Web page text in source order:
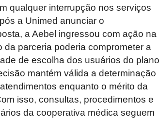
qualquer interrupção nos serviços
a Unimed anunciar o
a Aebel ingressou com ação na
parceria poderia comprometer a
de escolha dos usuários do plano
mantém válida a determinação
enquanto o mérito da
isso, consultas, procedimentos e
da cooperativa médica seguem